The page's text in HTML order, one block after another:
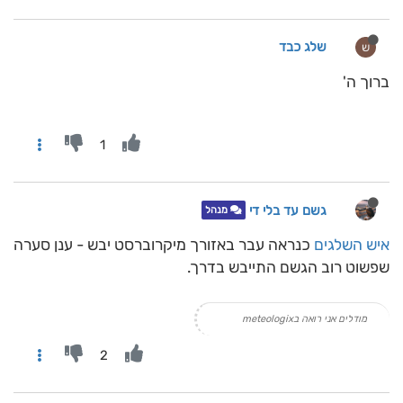
ש שלג כבד
ברוך ה'
1
גשם עד בלי די מנהל
איש השלגים כנראה עבר באזורך מיקרוברסט יבש - ענן סערה
שפשוט רוב הגשם התייבש בדרך.
מודלים אני רואה בmeteologix
2